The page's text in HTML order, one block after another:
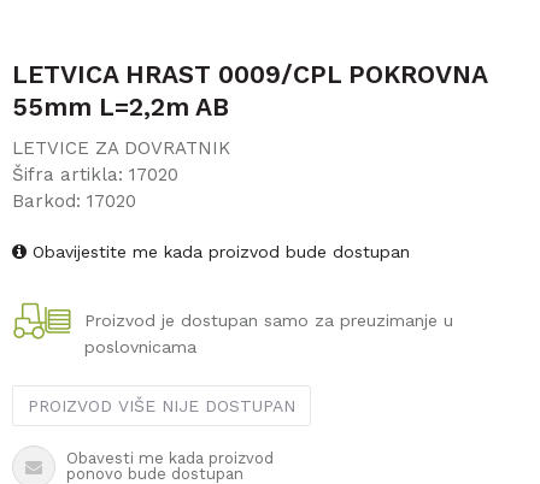
LETVICA HRAST 0009/CPL POKROVNA
55mm L=2,2m AB
LETVICE ZA DOVRATNIK
Šifra artikla: 17020
Barkod: 17020
Obavijestite me kada proizvod bude dostupan
Proizvod je dostupan samo za preuzimanje u
poslovnicama
PROIZVOD VIŠE NIJE DOSTUPAN
Obavesti me kada proizvod
ponovo bude dostupan